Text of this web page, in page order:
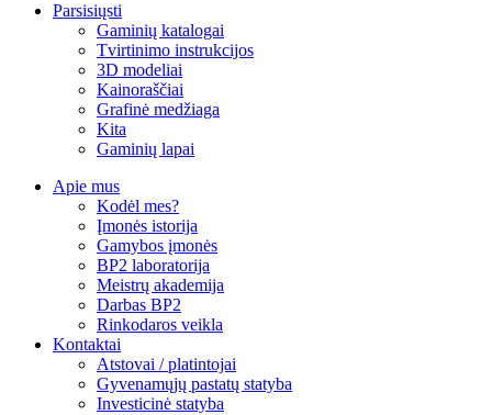
Parsisiųsti
Gaminių katalogai
Tvirtinimo instrukcijos
3D modeliai
Kainoraščiai
Grafinė medžiaga
Kita
Gaminių lapai
Apie mus
Kodėl mes?
Įmonės istorija
Gamybos įmonės
BP2 laboratorija
Meistrų akademija
Darbas BP2
Rinkodaros veikla
Kontaktai
Atstovai / platintojai
Gyvenamųjų pastatų statyba
Investicinė statyba